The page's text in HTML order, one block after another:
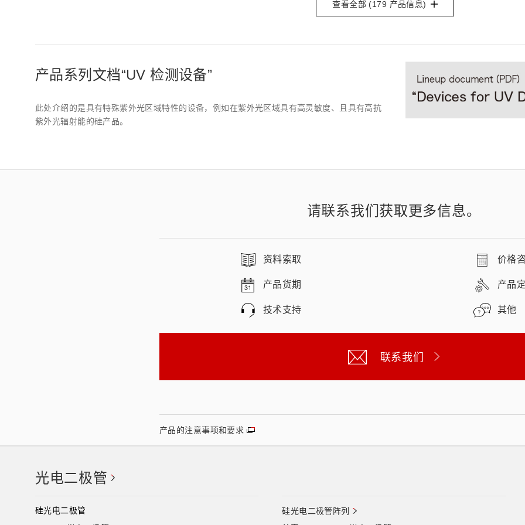
查看全部 (179 产品信息)
产品系列文档“UV 检测设备”
此处介绍的是具有特殊紫外光区域特性的设备，例如在紫外光区域具有高灵敏度、且具有高抗
紫外光辐射能的硅产品。
请联系我们获取更多信息。
资料索取 价格
产品货期 产品
技术支持 其他
联系我们
产品的注意事项和要求
光电二极管
硅光电二极管
硅光电二极管阵列